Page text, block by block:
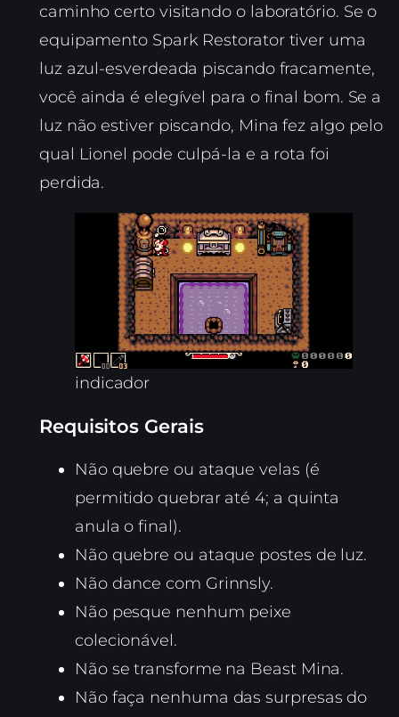
caminho certo visitando o laboratório. Se o
equipamento Spark Restorator tiver uma
luz azul-esverdeada piscando fracamente,
você ainda é elegível para o final bom. Se a
luz não estiver piscando, Mina fez algo pelo
qual Lionel pode culpá-la e a rota foi
perdida.
indicador
Requisitos Gerais
Não quebre ou ataque velas (é
permitido quebrar até 4; a quinta
anula o final).
Não quebre ou ataque postes de luz.
Não dance com Grinnsly.
Não pesque nenhum peixe
colecionável.
Não se transforme na Beast Mina.
Não faça nenhuma das surpresas do